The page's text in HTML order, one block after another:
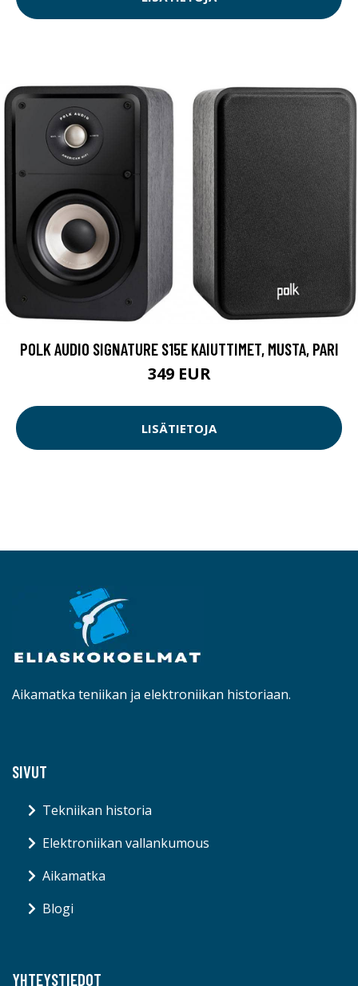
POLK AUDIO SIGNATURE S15E KAIUTTIMET, MUSTA, PARI
349 EUR
LISÄTIETOJA
Aikamatka teniikan ja elektroniikan historiaan.
SIVUT
Tekniikan historia
Elektroniikan vallankumous
Aikamatka
Blogi
YHTEYSTIEDOT